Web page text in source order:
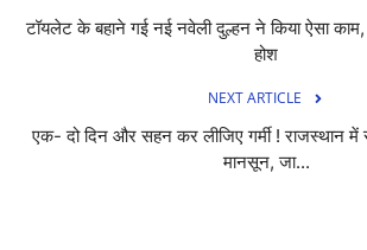
टॉयलेट के बहाने गई नई नवेली दुल्हन ने किया ऐसा
होश
NEXT ARTICLE
एक- दो दिन और सहन कर लीजिए गर्मी ! राजस्थान
मानसून, जा...